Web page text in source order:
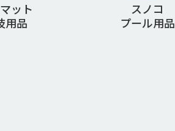
ット
用品
スノコ
プール用品